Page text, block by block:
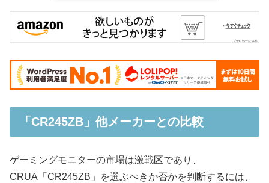
「CR245ZB」他メーカーとの比較
ゲーミングモニターの市場は激戦区であり、
CRUA「CR245ZB」を選ぶべきか否かを判断するには、